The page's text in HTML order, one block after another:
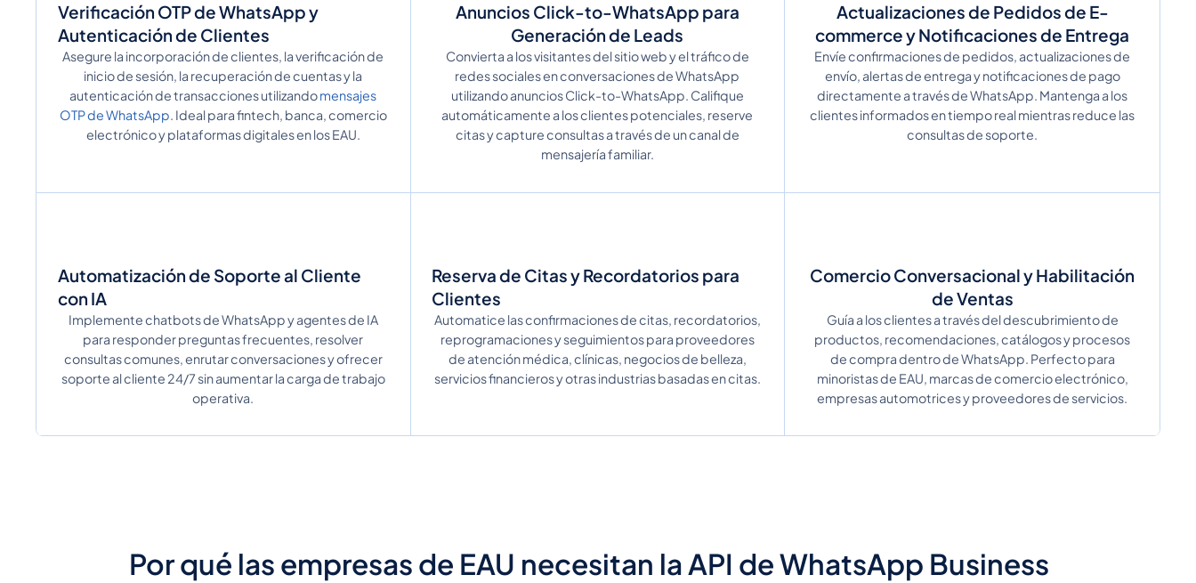
Verificación OTP de WhatsApp y
Autenticación de Clientes
Asegure la incorporación de clientes, la verificación de
inicio de sesión, la recuperación de cuentas y la
autenticación de transacciones utilizandomensajes
OTP de WhatsApp. Ideal para fintech, banca, comercio
electrónico y plataformas digitales en los EAU.
Anuncios Click-to-WhatsApp para
Generación de Leads
Convierta a los visitantes del sitio web y el tráfico de
redes sociales en conversaciones de WhatsApp
utilizando anuncios Click-to-WhatsApp. Califique
automáticamente a los clientes potenciales, reserve
citas y capture consultas a través de un canal de
mensajería familiar.
Actualizaciones de Pedidos de E-
commerce y Notificaciones de Entrega
Envíe confirmaciones de pedidos, actualizaciones de
envío, alertas de entrega y notificaciones de pago
directamente a través de WhatsApp. Mantenga a los
clientes informados en tiempo real mientras reduce las
consultas de soporte.
Automatización de Soporte al Cliente
con IA
Implemente chatbots de WhatsApp y agentes de IA
para responder preguntas frecuentes, resolver
consultas comunes, enrutar conversaciones y ofrecer
soporte al cliente 24/7 sin aumentar la carga de trabajo
operativa.
Reserva de Citas y Recordatorios para
Clientes
Automatice las confirmaciones de citas, recordatorios,
reprogramaciones y seguimientos para proveedores
de atención médica, clínicas, negocios de belleza,
servicios financieros y otras industrias basadas en citas.
Comercio Conversacional y Habilitación
de Ventas
Guía a los clientes a través del descubrimiento de
productos, recomendaciones, catálogos y procesos
de compra dentro de WhatsApp. Perfecto para
minoristas de EAU, marcas de comercio electrónico,
empresas automotrices y proveedores de servicios.
Por qué las empresas de EAU necesitan la API de WhatsApp Business